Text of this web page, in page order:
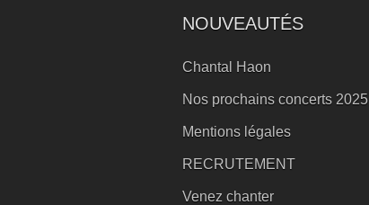
NOUVEAUTÉS
Chantal Haon
Nos prochains concerts 2025
Mentions légales
RECRUTEMENT
Venez chanter